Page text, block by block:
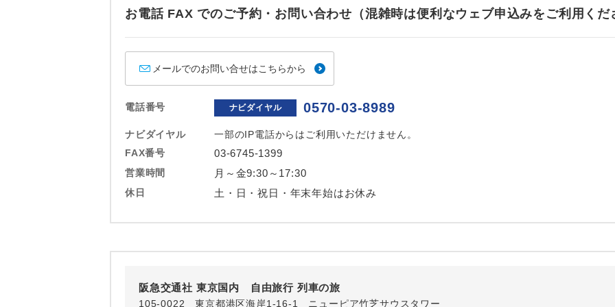
お電話 FAX でのご予約・お問い合わせ（混雑時は便利なウェブ申込みをご利用くだ
メールでのお問い合せはこちらから
電話番号 ナビダイヤル 0570-03-8989
ナビダイヤル
一部のIP電話からはご利用いただけません。
FAX番号
03-6745-1399
営業時間 月～金9:30～17:30
休日 土・日・祝日・年末年始はお休み
阪急交通社 東京国内 自由旅行 列車の旅
105-0022 東京都港区海岸1-16-1 ニューピア竹芝サウスタワー
ホテル指定 ご紹介するホテルを指定したコースです。
おひとり様バス2席利用 おひとり様でバス席を2席利⽤できます。